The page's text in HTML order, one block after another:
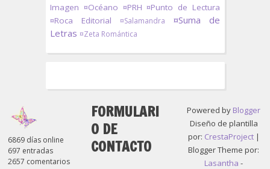
Imagen ¤Océano ¤PRH ¤Punto de Lectura
¤Roca Editorial
¤Salamandra
¤Suma de
Letras ¤Zeta Romántica
6869 días online
697 entradas
2657 comentarios
FORMULARI
O DE
CONTACTO
Powered by Blogger
Diseño de plantilla
por: CrestaProject|
Blogger Theme por:
Lasantha -